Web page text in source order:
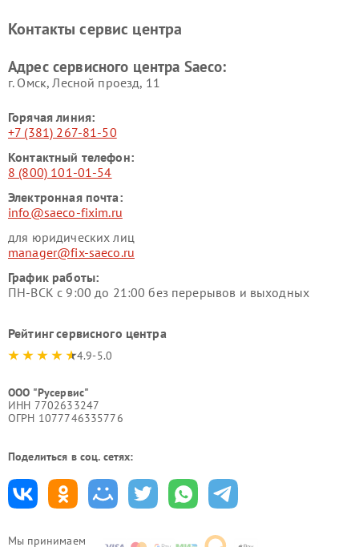
Мы принимаем
Контакты сервис центра
Адрес сервисного центра Saeco:
г. Омск, ​Лесной проезд, 11
Горячая линия:
+7 (381) 267-81-50
Контактный телефон:
8 (800) 101-01-54
Электронная почта:
info@saeco-fixim.ru
для юридических лиц
manager@fix-saeco.ru
График работы:
ПН-ВСК с 9:00 до 21:00 без перерывов и выходных
Рейтинг сервисного центра
4.9-5.0
ООО "Русервис"
ИНН 7702633247
ОГРН 1077746335776
Поделиться в соц. сетях: